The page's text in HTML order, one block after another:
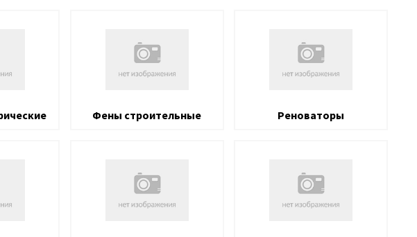
Фены строительные Реноваторы